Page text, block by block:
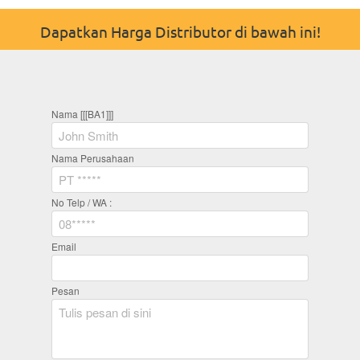
Dapatkan Harga Distributor di bawah ini!
Nama [[[BA1]]]
Nama Perusahaan
No Telp / WA :
Email
Pesan